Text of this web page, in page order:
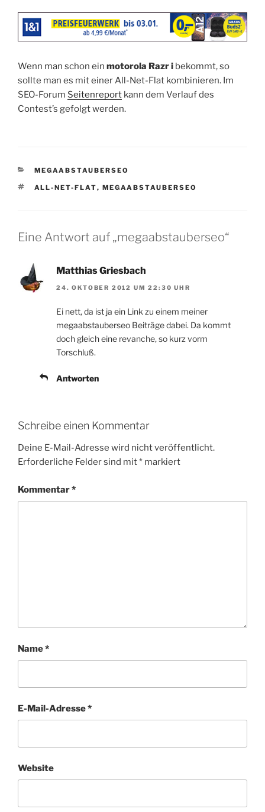
Wenn man schon ein motorola Razr i bekommt, so
sollte man es mit einer All-Net-Flat kombinieren. Im
SEO-Forum Seitenreport kann dem Verlauf des
Contest’s gefolgt werden.
KATEGORIEN
MEGAABSTAUBERSEO
SCHLAGWÖRTER
ALL-NET-FLAT, MEGAABSTAUBERSEO
Eine Antwort auf „megaabstauberseo“
Matthias Griesbach
24. OKTOBER 2012 UM 22:30 UHR
Ei nett, da ist ja ein Link zu einem meiner
megaabstauberseo Beiträge dabei. Da kommt
doch gleich eine revanche, so kurz vorm
Torschluß.
Antworten
Schreibe einen Kommentar
Deine E-Mail-Adresse wird nicht veröffentlicht.
Erforderliche Felder sind mit* markiert
Kommentar*
Name*
E-Mail-Adresse*
Website